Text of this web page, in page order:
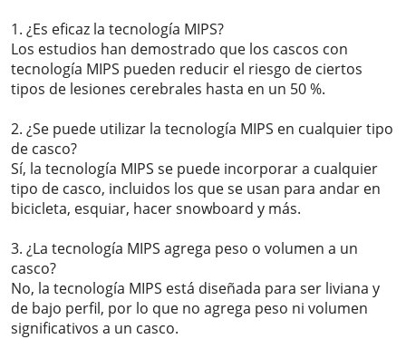
1. ¿Es eficaz la tecnología MIPS?
Los estudios han demostrado que los cascos con
tecnología MIPS pueden reducir el riesgo de ciertos
tipos de lesiones cerebrales hasta en un 50 %.
2. ¿Se puede utilizar la tecnología MIPS en cualquier tipo
de casco?
Sí, la tecnología MIPS se puede incorporar a cualquier
tipo de casco, incluidos los que se usan para andar en
bicicleta, esquiar, hacer snowboard y más.
3. ¿La tecnología MIPS agrega peso o volumen a un
casco?
No, la tecnología MIPS está diseñada para ser liviana y
de bajo perfil, por lo que no agrega peso ni volumen
significativos a un casco.